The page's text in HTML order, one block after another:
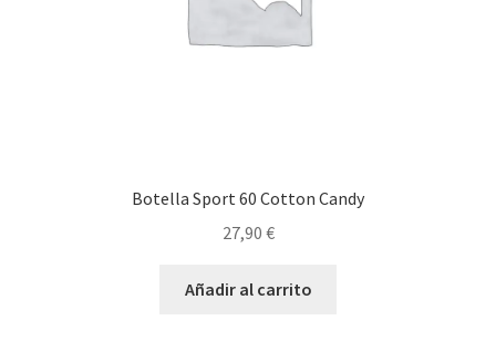
Botella Sport 60 Cotton Candy
27,90 €
Añadir al carrito